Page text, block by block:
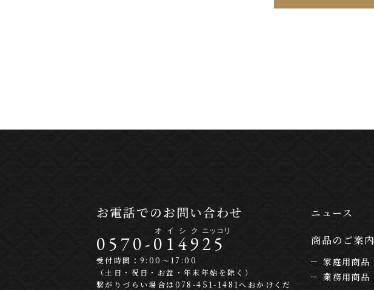
お電話でのお問い合わせ
0570-0 1 4925
受付時間：9:00〜17:00
（土日・祝日・お盆・年末年始を除く）
繋がりづらい場合は078-451-1481へおかけくだ
ニュース
商品のご案内
家庭用商品
業務用商品